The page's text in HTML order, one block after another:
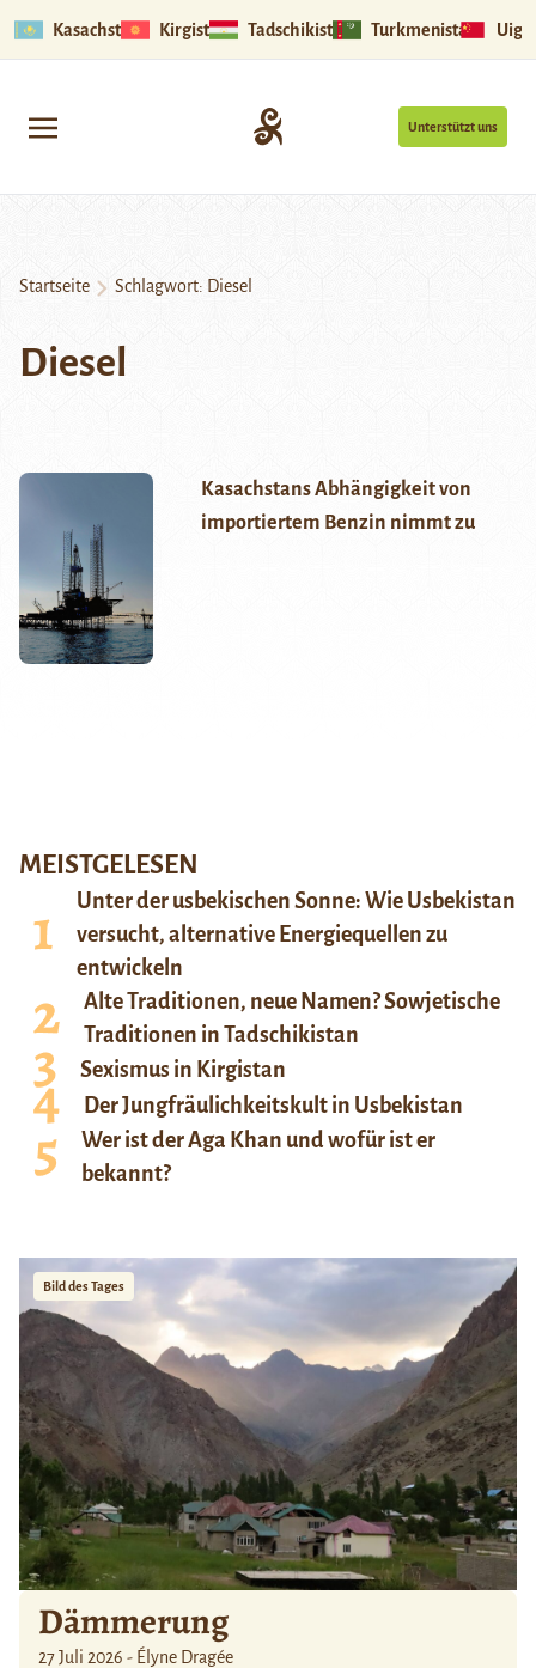
Kasachstan Kirgistan Tadschikistan Turkmenistan
Unterstützt uns
Startseite Schlagwort: Diesel
Diesel
Kasachstans Abhängigkeit von
importiertem Benzin nimmt zu
MEISTGELESEN
Unter der usbekischen Sonne: Wie Usbekistan
versucht, alternative Energiequellen zu
entwickeln
Alte Traditionen, neue Namen? Sowjetische
Traditionen in Tadschikistan
Sexismus in Kirgistan
Der Jungfräulichkeitskult in Usbekistan
Wer ist der Aga Khan und wofür ist er
bekannt?
Bild des Tages
Dämmerung
27 Juli 2026 - Élyne Dragée